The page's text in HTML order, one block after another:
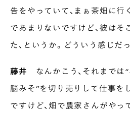
告をやっていて、まぁ茶畑に
であまりないですけど、彼はそ
た、というか。どういう感じだ
藤井 なんかこう、それまでは
脳みそ”を切り売りして仕事を
ですけど、畑で農家さんがやっ